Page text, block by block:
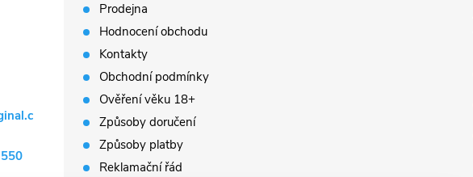
Prodejna
Hodnocení obchodu
Kontakty
Obchodní podmínky
Ověření věku 18+
Způsoby doručení
Způsoby platby
Reklamační řád